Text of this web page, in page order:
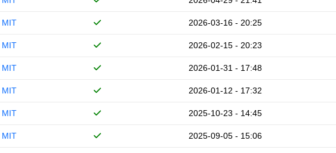
MIT 2026-03-16 - 20:25
MIT 2026-02-15 - 20:23
MIT 2026-01-31 - 17:48
MIT 2026-01-12 - 17:32
MIT 2025-10-23 - 14:45
MIT 2025-09-05 - 15:06